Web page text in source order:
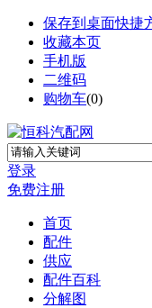
保存到桌面快捷
收藏本页
手机版
二维码
购物车(0)
登录
免费注册
首页
配件
供应
配件百科
分解图